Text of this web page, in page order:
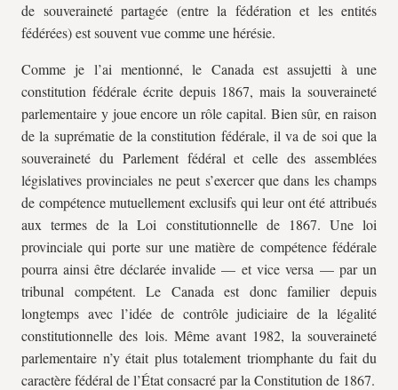
de souveraineté partagée (entre la fédération et les entités
fédérées) est souvent vue comme une hérésie.
Comme je l’ai mentionné, le Canada est assujetti à une
constitution fédérale écrite depuis 1867, mais la souveraineté
parlementaire y joue encore un rôle capital. Bien sûr, en raison
de la suprématie de la constitution fédérale, il va de soi que la
souveraineté du Parlement fédéral et celle des assemblées
législatives provinciales ne peut s’exercer que dans les champs
de compétence mutuellement exclusifs qui leur ont été attribués
aux termes de la Loi constitutionnelle de 1867. Une loi
provinciale qui porte sur une matière de compétence fédérale
pourra ainsi être déclarée invalide — et vice versa — par un
tribunal compétent. Le Canada est donc familier depuis
longtemps avec l’idée de contrôle judiciaire de la légalité
constitutionnelle des lois. Même avant 1982, la souveraineté
parlementaire n’y était plus totalement triomphante du fait du
caractère fédéral de l’État consacré par la Constitution de 1867.